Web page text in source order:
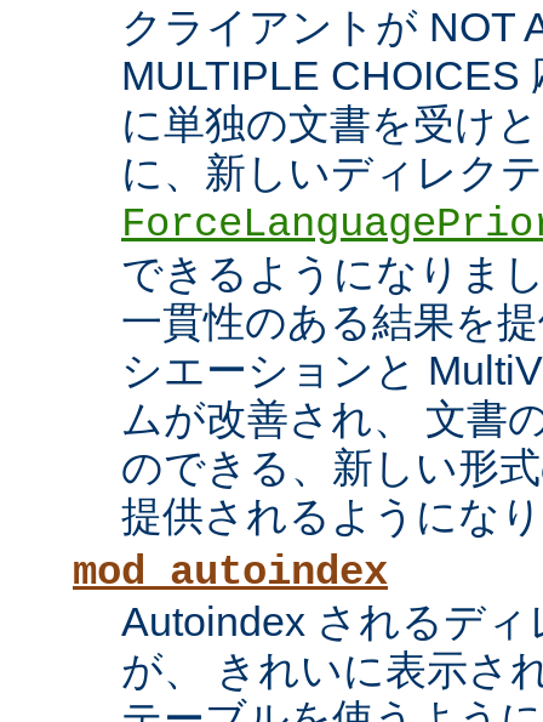
クライアントが NOT
MULTIPLE CHOICES
に単独の文書を受け
に、新しいディレク
できるようになりま
一貫性のある結果を
シエーションと
ムが改善され、 文書
のできる、新しい形
提供されるようにな
mod_autoindex
Autoindex されるデ
が、 きれいに表示さ